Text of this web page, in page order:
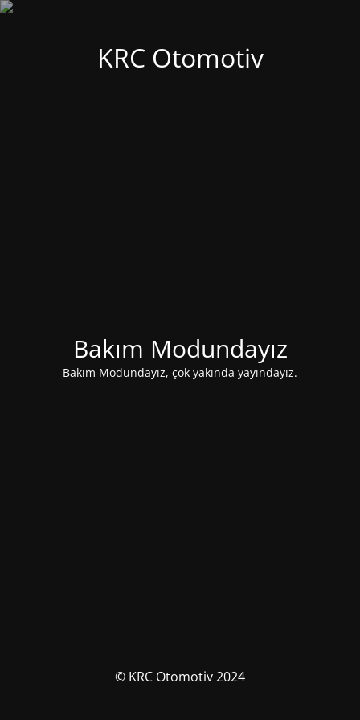
KRC Otomotiv
Bakım Modundayız
Bakım Modundayız, çok yakında yayındayız.
© KRC Otomotiv 2024